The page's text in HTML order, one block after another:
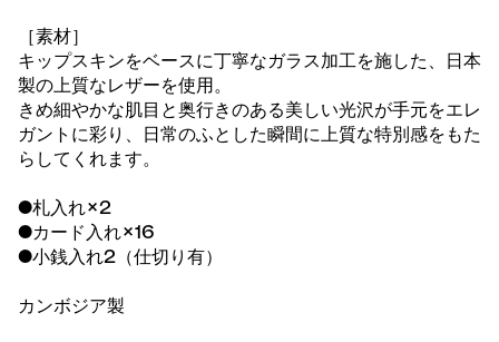
［素材］
キップスキンをベースに丁寧なガラス加工を施した、日本
製の上質なレザーを使用。
きめ細やかな肌目と奥行きのある美しい光沢が手元をエレ
ガントに彩り、日常のふとした瞬間に上質な特別感をもた
らしてくれます。
●札入れ×2
●カード入れ×16
●小銭入れ2（仕切り有）
カンボジア製